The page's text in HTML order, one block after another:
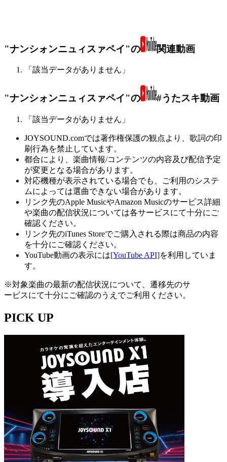
"ナンシォンニュィスァペイ"の 関連動画
「該当データがありません」
"ナンシォンニュィスァペイ"の #うたスキ動画
「該当データがありません」
JOYSOUND.comでは著作権保護の観点より、歌詞の印
刷行為を禁止しています。
都合により、楽曲情報/コンテンツの内容及び配信予定
が変更となる場合があります。
対応機種が表示されている場合でも、ご利用のシステ
ムによっては選曲できない場合があります。
リンク先のApple MusicやAmazon Musicのサービス詳細
や楽曲の配信状況については各サービスにて十分にご
確認ください。
リンク先のiTunes Storeでご購入される際は商品の内容
を十分にご確認ください。
YouTube動画の表示には[YouTube API]を利用していま
す。
※対象楽曲の最新の配信状況について、遷移先のサ
ービスにて十分にご確認のうえでご利用ください。
PICK UP